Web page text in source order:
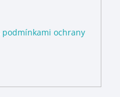
podmínkami ochrany